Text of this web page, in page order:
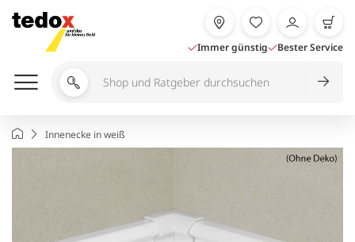
Inhalt
springen
Immer günstig Bester Service
Shop
durchsuchen
StartseiteInnenecke in weiß